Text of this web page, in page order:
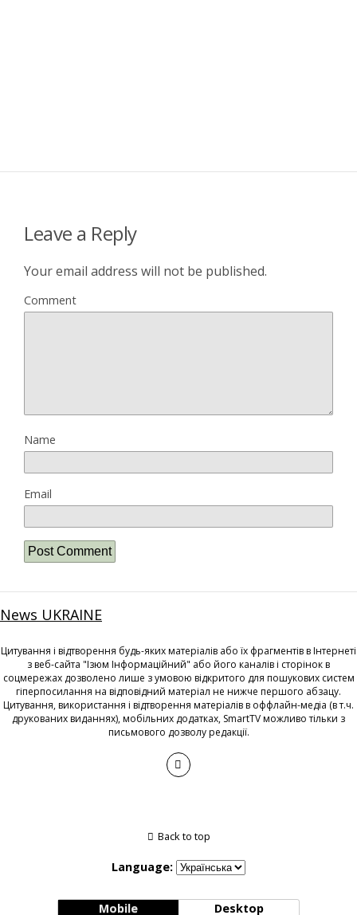
Leave a Reply
Your email address will not be published.
Comment
Name
Email
News UKRAINE
Цитування і відтворення будь-яких матеріалів або їх фрагментів в Інтернеті
з веб-сайта "Ізюм Інформаційний" або його каналів і сторінок в
соцмережах дозволено лише з умовою відкритого для пошукових систем
гіперпосилання на відповідний матеріал не нижче першого абзацу.
Цитування, використання і відтворення матеріалів в оффлайн-медіа (в т.ч.
друкованих виданнях), мобільних додатках, SmartTV можливо тільки з
письмового дозволу редакції.
Back to top
Language:
Mobile Desktop